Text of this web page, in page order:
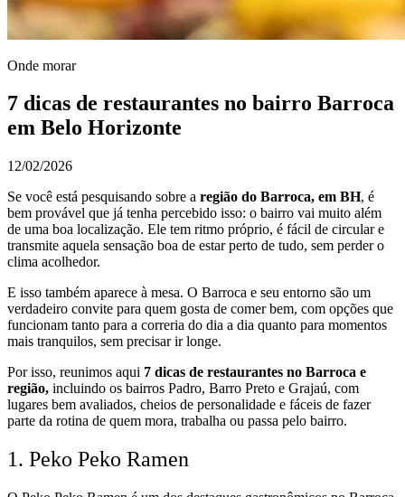
Onde morar
7 dicas de restaurantes no bairro Barroca
em Belo Horizonte
12/02/2026
Se você está pesquisando sobre a região do Barroca, em BH, é
bem provável que já tenha percebido isso: o bairro vai muito além
de uma boa localização. Ele tem ritmo próprio, é fácil de circular e
transmite aquela sensação boa de estar perto de tudo, sem perder o
clima acolhedor.
E isso também aparece à mesa. O Barroca e seu entorno são um
verdadeiro convite para quem gosta de comer bem, com opções que
funcionam tanto para a correria do dia a dia quanto para momentos
mais tranquilos, sem precisar ir longe.
Por isso, reunimos aqui 7 dicas de restaurantes no Barroca e
região, incluindo os bairros Padro, Barro Preto e Grajaú, com
lugares bem avaliados, cheios de personalidade e fáceis de fazer
parte da rotina de quem mora, trabalha ou passa pelo bairro.
1. Peko Peko Ramen